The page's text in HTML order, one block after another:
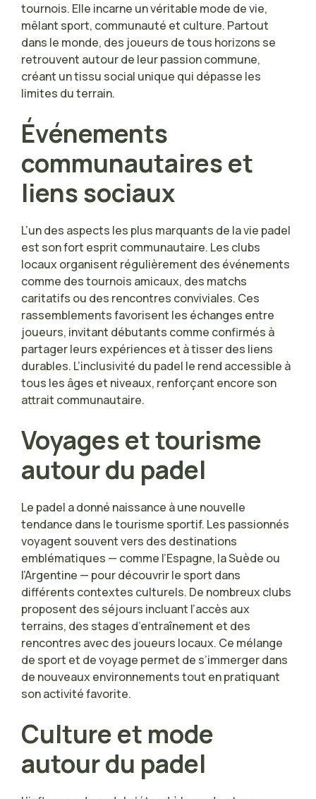
tournois. Elle incarne un véritable mode de vie,
mêlant sport, communauté et culture. Partout
dans le monde, des joueurs de tous horizons se
retrouvent autour de leur passion commune,
créant un tissu social unique qui dépasse les
limites du terrain.
Événements
communautaires et
liens sociaux
L’un des aspects les plus marquants de la vie padel
est son fort esprit communautaire. Les clubs
locaux organisent régulièrement des événements
comme des tournois amicaux, des matchs
caritatifs ou des rencontres conviviales. Ces
rassemblements favorisent les échanges entre
joueurs, invitant débutants comme confirmés à
partager leurs expériences et à tisser des liens
durables. L’inclusivité du padel le rend accessible à
tous les âges et niveaux, renforçant encore son
attrait communautaire.
Voyages et tourisme
autour du padel
Le padel a donné naissance à une nouvelle
tendance dans le tourisme sportif. Les passionnés
voyagent souvent vers des destinations
emblématiques — comme l’Espagne, la Suède ou
l’Argentine — pour découvrir le sport dans
différents contextes culturels. De nombreux clubs
proposent des séjours incluant l’accès aux
terrains, des stages d’entraînement et des
rencontres avec des joueurs locaux. Ce mélange
de sport et de voyage permet de s’immerger dans
de nouveaux environnements tout en pratiquant
son activité favorite.
Culture et mode
autour du padel